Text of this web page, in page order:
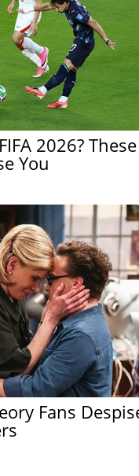
2026? These
You
Fans